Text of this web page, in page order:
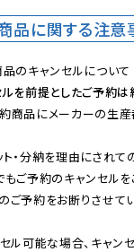
品に関する注意
ルを前提としたご予約
商品にメーカーの生産
ト・分納を理由にされ
もご予約のキャンセル
ご予約をお断りさせて
ル可能な場合、キャン